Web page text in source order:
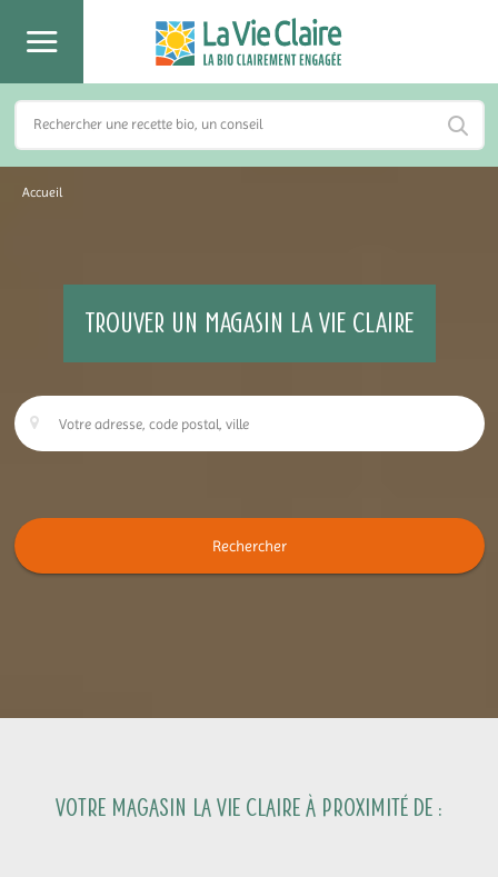
Accueil
TROUVER UN MAGASIN LA VIE CLAIRE
Rechercher
Votre magasin La Vie Claire à proximité de :